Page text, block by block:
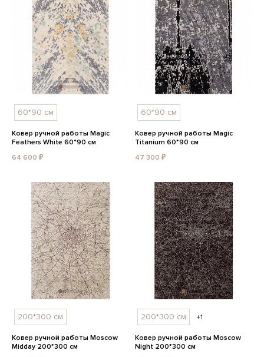
60*90 см
Ковер ручной работы Magic
Feathers White 60*90 см
64 600 ₽
60*90 см
Ковер ручной работы Magic
Titanium 60*90 см
47 300 ₽
200*300 см
Ковер ручной работы Moscow
Midday 200*300 см
200*300 см +1
Ковер ручной работы Moscow
Night 200*300 см